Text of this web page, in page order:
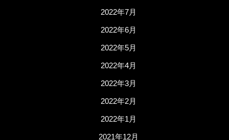
2022年7月
2022年6月
2022年5月
2022年4月
2022年3月
2022年2月
2022年1月
2021年12月